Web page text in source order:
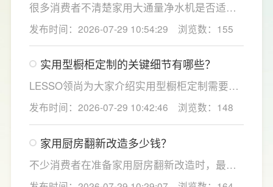
切换，不用反复烧水兑冷水，呵护宝宝娇嫩肠
胃。
很多消费者不清楚家用大通量净水机是否适配
自家户型，LESSO领尚建议，选购前一定要结
合家庭用水场景判断。家用大通量净水机更适
合常住人口多、用水需求大的家庭，比如三口
及以上之家，或是经常泡茶、冲奶、清洗果
蔬，需要持续大量净水的用户。小户型、单人
居住、日常用水量少的家庭，无需盲目追求超
大通量，避免功能过剩造成浪费。
发布时间：2026-07-29 10:54:29 浏览数：155
实用型橱柜定制的关键细节有哪些？
LESSO领尚为大家介绍实用型橱柜定制需要关
注的几个关键细节：实用型橱柜定制应结合厨
房面积和家庭烹饪习惯进行规划，合理划分
洗、切、炒动线，提升下厨效率；同时充分利
用吊柜、地柜、高柜等收纳空间，并配置抽屉
分区、拉篮、转角收纳等功能设计，提高空间
利用率。
发布时间：2026-07-29 10:42:46 浏览数：148
家用厨房翻新改造多少钱？
不少消费者在准备家用厨房翻新改造时，最关
心的问题莫过于“家用厨房翻新改造多少钱”，接